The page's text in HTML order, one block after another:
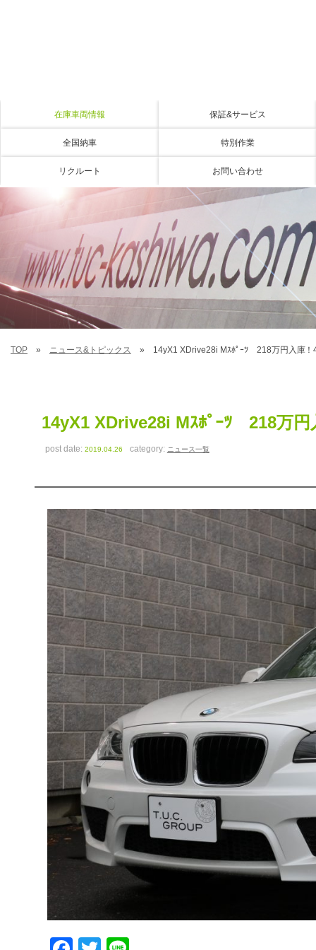
在庫車両情報 保証&サービス
全国納車 特別作業
リクルート お問い合わせ
TOP ニュース&トピックス 14yX1 XDrive28i Mｽﾎﾟｰﾂ 218万円入庫！
14yX1 XDrive28i Mｽﾎﾟｰﾂ 218万円
post date:2019.04.26 category: ニュース一覧